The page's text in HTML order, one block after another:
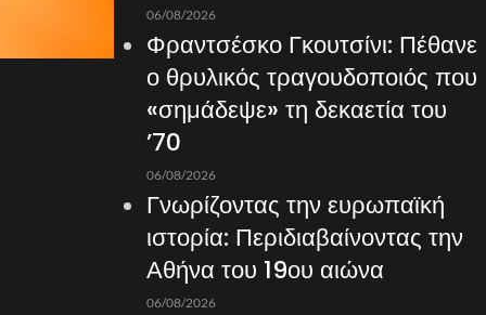
06/08/2026
Φραντσέσκο Γκουτσίνι: Πέθανε
ο θρυλικός τραγουδοποιός που
«σημάδεψε» τη δεκαετία του
’70
06/08/2026
Γνωρίζοντας την ευρωπαϊκή
ιστορία: Περιδιαβαίνοντας την
Αθήνα του 19ου αιώνα
06/08/2026